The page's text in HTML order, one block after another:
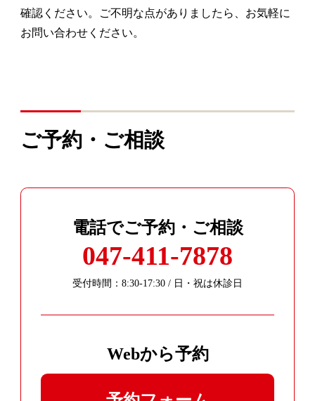
確認ください。ご不明な点がありましたら、お気軽に
お問い合わせください。
ご予約・ご相談
電話でご予約・ご相談
047-411-7878
受付時間：8:30-17:30 / 日・祝は休診日
Webから予約